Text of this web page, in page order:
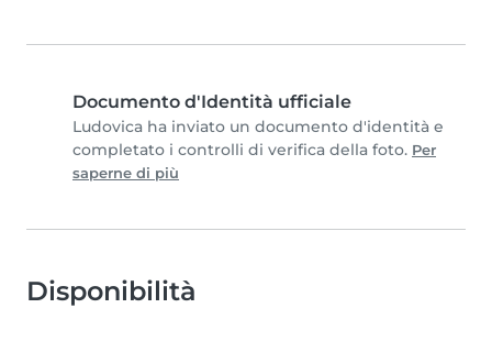
Documento d'Identità ufficiale
Ludovica ha inviato un documento d'identità e
completato i controlli di verifica della foto. Per
saperne di più
Disponibilità